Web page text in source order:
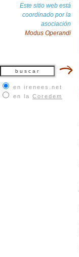
Este sitio web está
coordinado por la
asociación
Modus Operandi
en irenees.net
en la Coredem